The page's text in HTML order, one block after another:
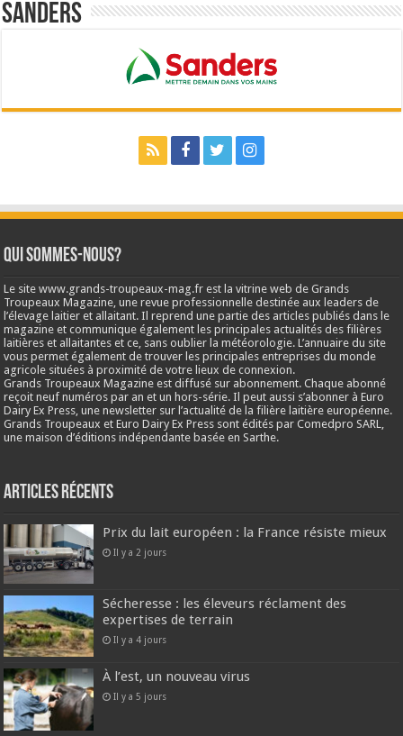
Sanders
Qui sommes-nous?
Le site www.grands-troupeaux-mag.fr est la vitrine web de Grands
Troupeaux Magazine, une revue professionnelle destinée aux leaders de
l’élevage laitier et allaitant. Il reprend une partie des articles publiés dans le
magazine et communique également les principales actualités des filières
laitières et allaitantes et ce, sans oublier la météorologie. L’annuaire du site
vous permet également de trouver les principales entreprises du monde
agricole situées à proximité de votre lieux de connexion.
Grands Troupeaux Magazine est diffusé sur abonnement. Chaque abonné
reçoit neuf numéros par an et un hors-série. Il peut aussi s’abonner à Euro
Dairy Ex Press, une newsletter sur l’actualité de la filière laitière européenne.
Grands Troupeaux et Euro Dairy Ex Press sont édités par Comedpro SARL,
une maison d’éditions indépendante basée en Sarthe.
Articles récents
Prix du lait européen : la France résiste mieux
Il y a 2 jours
Sécheresse : les éleveurs réclament des
expertises de terrain
Il y a 4 jours
À l’est, un nouveau virus
Il y a 5 jours